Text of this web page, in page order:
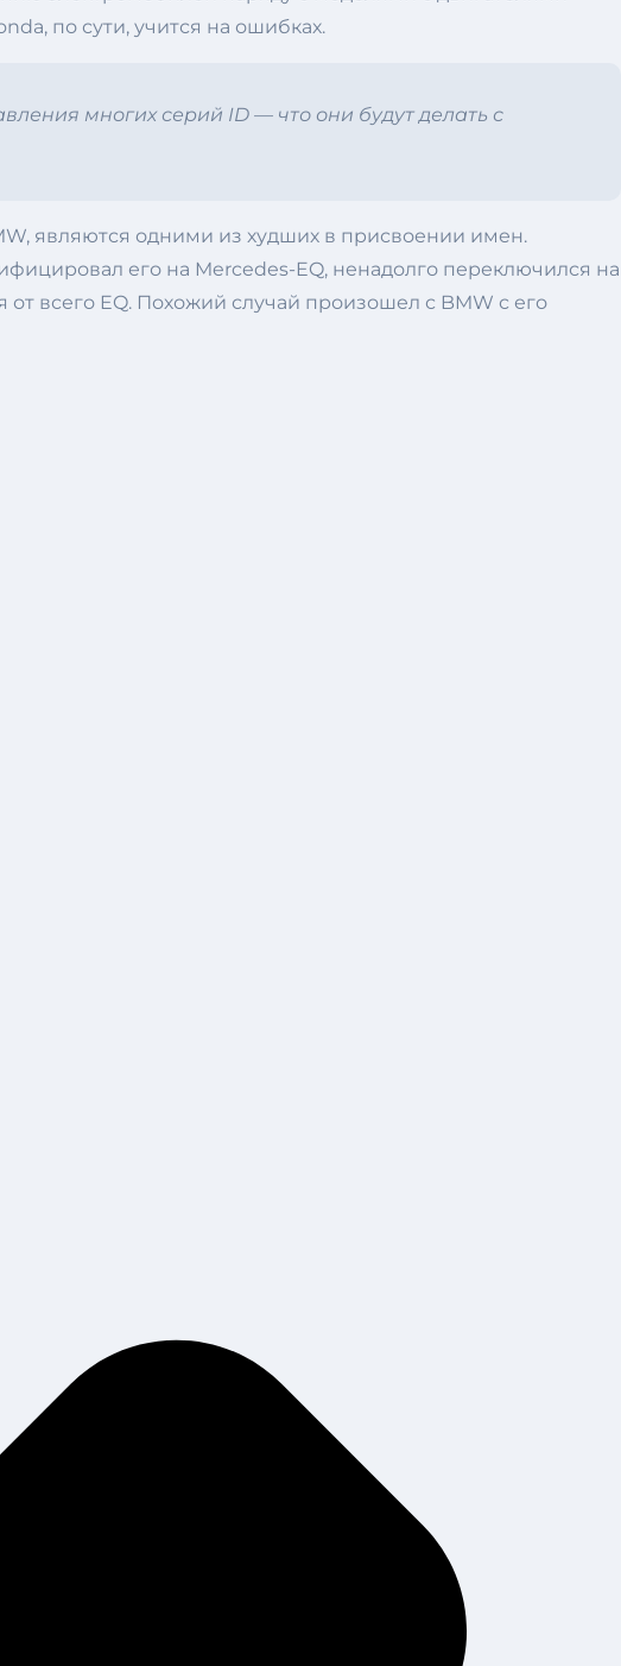
по сути, учится на ошибках.
многих серий ID — что они будут делать с
являются одними из худших в присвоении имен.
его на Mercedes-EQ, ненадолго переключился на
от всего EQ. Похожий случай произошел с BMW с его